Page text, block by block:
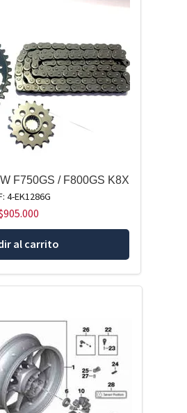
F750GS / F800GS K8X
4-EK1286G
905.000
al carrito